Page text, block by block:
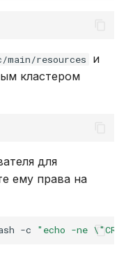
main/resources
и
кластером
для
ему права на
-c "echo -ne